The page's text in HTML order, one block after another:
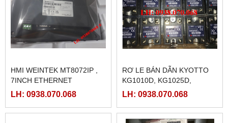
HMI WEINTEK MT8072IP ,
7INCH ETHERNET
LH: 0938.070.068
RƠ LE BÁN DẪN KYOTTO
KG1010D, KG1025D,
KG1040D VÀ KG1075D
LH: 0938.070.068